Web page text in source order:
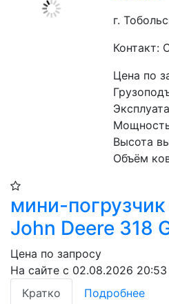
г.
Контакт:
Цена по
Высота
Объём
мини-
John Deere 318
Цена по запросу
На сайте с 02.08.2026 20:53
Кратко
Подробнее